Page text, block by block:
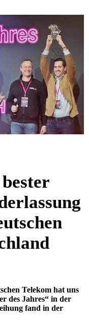
Telekom hat uns
des Jahres“ in der
fand in der